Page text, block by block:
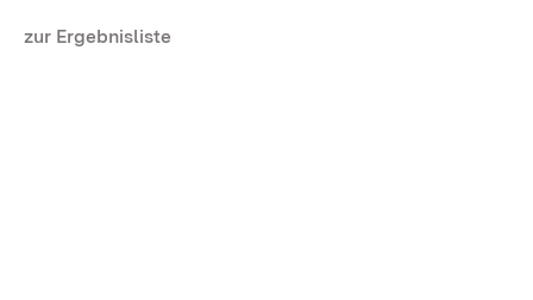
zur Ergebnisliste